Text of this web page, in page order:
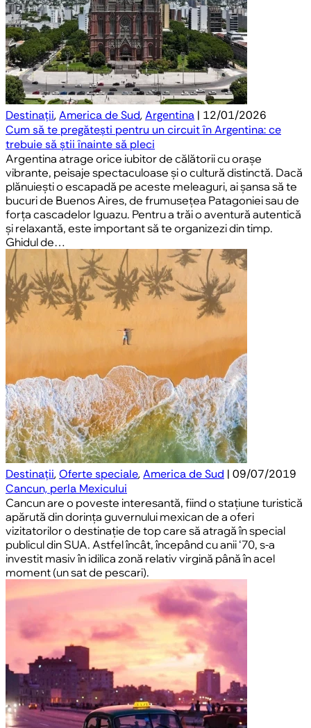
Destinații,America de Sud,Argentina | 12/01/2026
Cum să te pregătești pentru un circuit în Argentina: ce
trebuie să știi înainte să pleci
Argentina atrage orice iubitor de călătorii cu orașe
vibrante, peisaje spectaculoase și o cultură distinctă. Dacă
plănuiești o escapadă pe aceste meleaguri, ai șansa să te
bucuri de Buenos Aires, de frumusețea Patagoniei sau de
forța cascadelor Iguazu. Pentru a trăi o aventură autentică
și relaxantă, este important să te organizezi din timp.
Ghidul de…
Destinații,Oferte speciale,America de Sud | 09/07/2019
Cancun, perla Mexicului
Cancun are o poveste interesantă, fiind o stațiune turistică
apărută din dorința guvernului mexican de a oferi
vizitatorilor o destinație de top care să atragă în special
publicul din SUA. Astfel încât, începând cu anii ‘70, s-a
investit masiv în idilica zonă relativ virgină până în acel
moment (un sat de pescari).